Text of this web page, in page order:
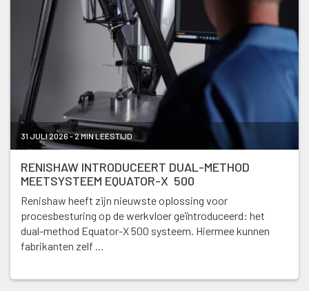
31 JULI 2026 - 2 MIN LEESTIJD
RENISHAW INTRODUCEERT DUAL-METHOD
MEETSYSTEEM EQUATOR-X 500
Renishaw heeft zijn nieuwste oplossing voor
procesbesturing op de werkvloer geïntroduceerd: het
dual-method Equator-X 500 systeem. Hiermee kunnen
fabrikanten zelf …